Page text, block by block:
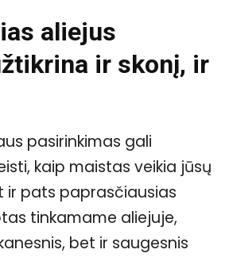
aliejus
ir skonį, ir
pasirinkimas gali
kaip maistas veikia jūsų
ir pats paprasčiausias
tinkamame aliejuje,
bet ir saugesnis